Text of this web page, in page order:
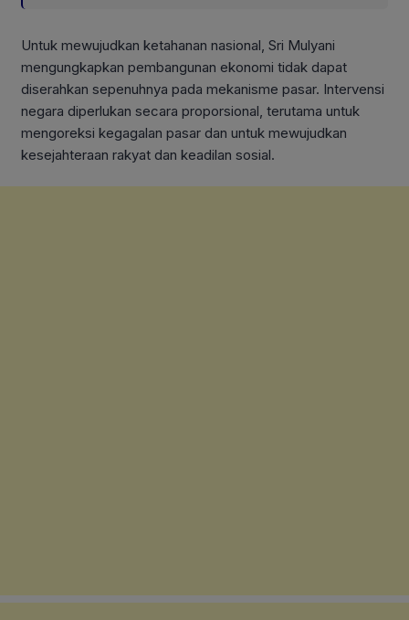
Untuk mewujudkan ketahanan nasional, Sri Mulyani
mengungkapkan pembangunan ekonomi tidak dapat
diserahkan sepenuhnya pada mekanisme pasar. Intervensi
negara diperlukan secara proporsional, terutama untuk
mengoreksi kegagalan pasar dan untuk mewujudkan
kesejahteraan rakyat dan keadilan sosial.